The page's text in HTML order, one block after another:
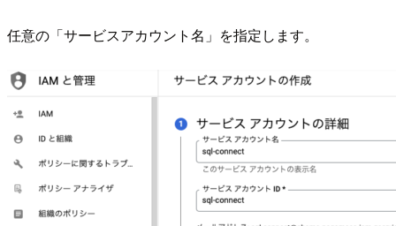
任意の「サービスアカウント名」を指定します。